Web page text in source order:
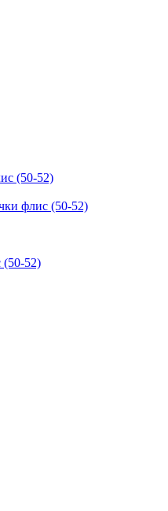
флис (50-52)
(50-52)